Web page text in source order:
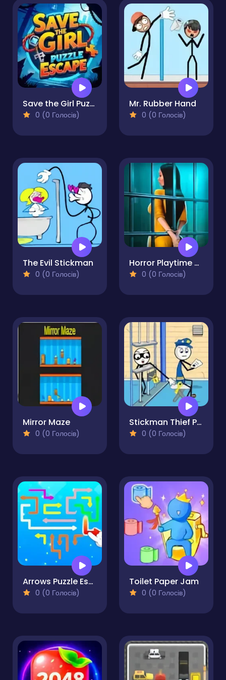
Save the Girl Puzzle Escape
0 (0 Голосів)
Mr. Rubber Hand
0 (0 Голосів)
The Evil Stickman
0 (0 Голосів)
Horror Playtime Room Escape
0 (0 Голосів)
Mirror Maze
0 (0 Голосів)
Stickman Thief Puzzle
0 (0 Голосів)
Arrows Puzzle Escape
0 (0 Голосів)
Toilet Paper Jam
0 (0 Голосів)